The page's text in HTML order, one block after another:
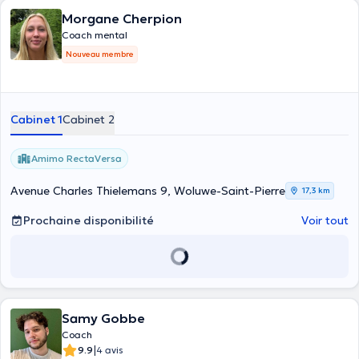
Morgane Cherpion
Coach mental
Nouveau membre
Cabinet 1Cabinet 2
Amimo RectaVersa
Avenue Charles Thielemans 9, Woluwe-Saint-Pierre 17,3 km
Prochaine disponibilité Voir tout
Samy Gobbe
Coach
9.9|4 avis